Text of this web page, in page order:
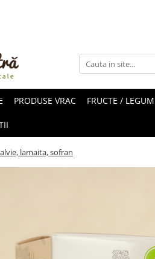
PRODUSE VRAC FRUCTE /
lamaita, sofran